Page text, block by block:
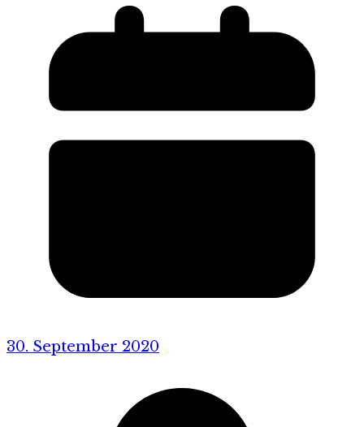
30. September 2020